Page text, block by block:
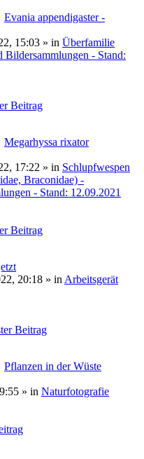
Evania appendigaster -
15:03 » in Überfamilie
Bildersammlungen - Stand:
Beitrag
Megarhyssa rixator
17:22 » in Schlupfwespen
Braconidae) -
- Stand: 12.09.2021
Beitrag
20:18 » in Arbeitsgerät
Beitrag
Pflanzen in der Wüste
» in Naturfotografie